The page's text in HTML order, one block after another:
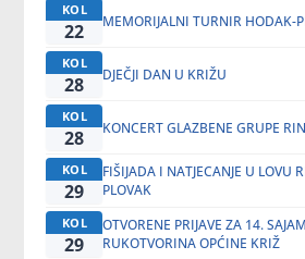
KOL
22 MEMORIJALNI TURNIR HODAK-
KOL
28 DJEČJI DAN U KRIŽU
KOL
28 KONCERT GLAZBENE GRUPE
KOL
29
FIŠIJADA I NATJECANJE U LOVU
PLOVAK
KOL
29
OTVORENE PRIJAVE ZA 14.
RUKOTVORINA OPĆINE KRIŽ